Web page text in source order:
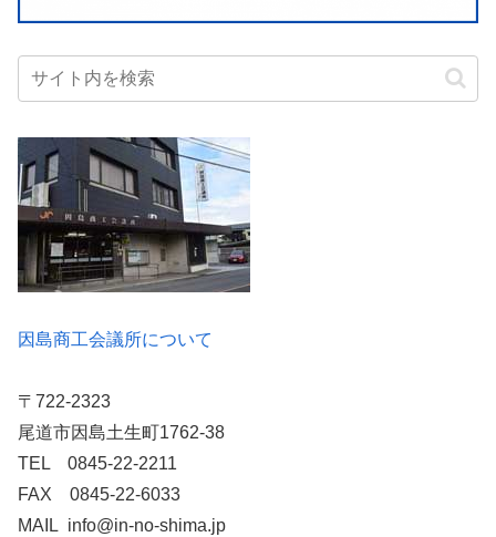
因島商工会議所について
〒722-2323
尾道市因島土生町1762-38
TEL 0845-22-2211
FAX 0845-22-6033
MAIL info@in-no-shima.jp